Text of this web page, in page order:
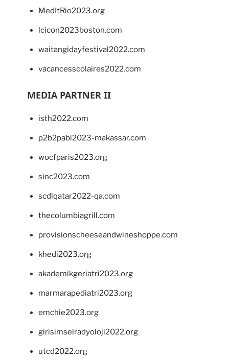
MedItRio2023.org
lcicon2023boston.com
waitangidayfestival2022.com
vacancesscolaires2022.com
MEDIA PARTNER II
isth2022.com
p2b2pabi2023-makassar.com
wocfparis2023.org
sinc2023.com
scdlqatar2022-qa.com
thecolumbiagrill.com
provisionscheeseandwineshoppe.com
khedi2023.org
akademikgeriatri2023.org
marmarapediatri2023.org
emchie2023.org
girisimselradyoloji2022.org
utcd2022.org